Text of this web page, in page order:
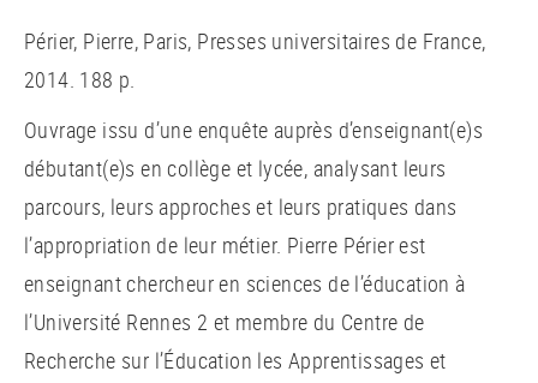
Périer, Pierre, Paris, Presses universitaires de France,
2014. 188 p.
Ouvrage issu d’une enquête auprès d’enseignant(e)s
débutant(e)s en collège et lycée, analysant leurs
parcours, leurs approches et leurs pratiques dans
l’appropriation de leur métier. Pierre Périer est
enseignant chercheur en sciences de l’éducation à
l’Université Rennes 2 et membre du Centre de
Recherche sur l’Éducation les Apprentissages et